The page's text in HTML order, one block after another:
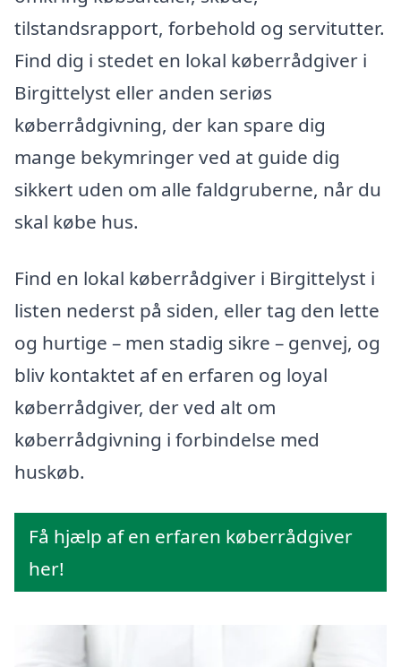
tilstandsrapport, forbehold og servitutter.
Find dig i stedet en lokal køberrådgiver i
Birgittelyst eller anden seriøs
køberrådgivning, der kan spare dig
mange bekymringer ved at guide dig
sikkert uden om alle faldgruberne, når du
skal købe hus.
Find en lokal køberrådgiver i Birgittelyst i
listen nederst på siden, eller tag den lette
og hurtige – men stadig sikre – genvej, og
bliv kontaktet af en erfaren og loyal
køberrådgiver, der ved alt om
køberrådgivning i forbindelse med
huskøb.
Få hjælp af en erfaren køberrådgiver
her!